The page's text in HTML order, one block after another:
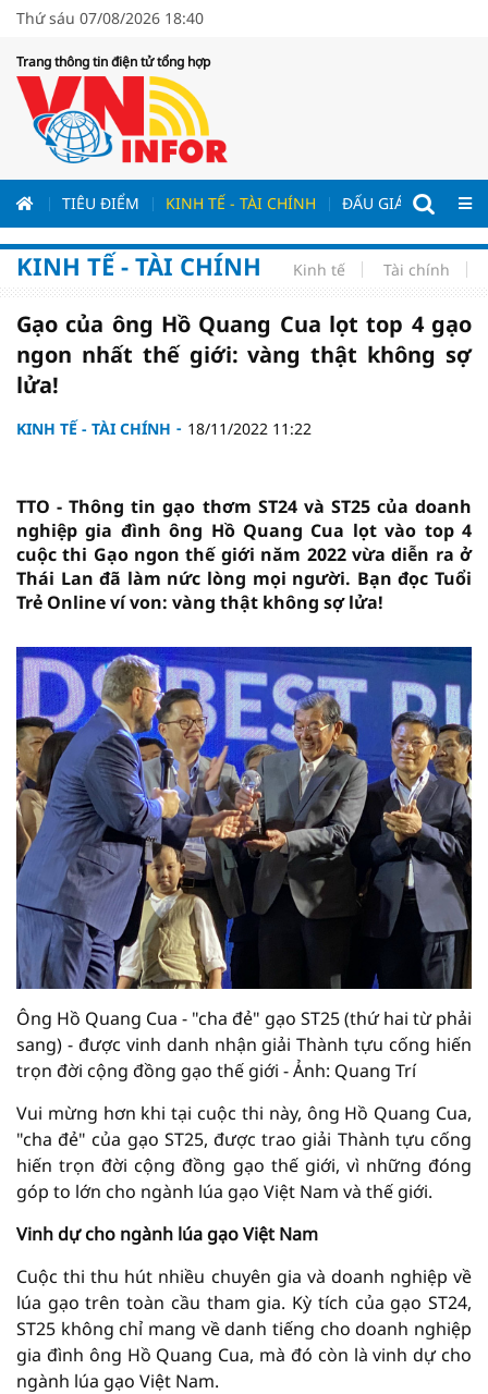
Thứ sáu 07/08/2026 18:40
Trang thông tin điện tử tổng hợp
TIÊU ĐIỂM KINH TẾ - TÀI CHÍNH ĐẤU GIÁ - ĐẤU
KINH TẾ - TÀI CHÍNH Kinh tế Tài chính
Gạo của ông Hồ Quang Cua lọt top 4 gạo
ngon nhất thế giới: vàng thật không sợ
lửa!
KINH TẾ - TÀI CHÍNH 18/11/2022 11:22
TTO - Thông tin gạo thơm ST24 và ST25 của doanh
nghiệp gia đình ông Hồ Quang Cua lọt vào top 4
cuộc thi Gạo ngon thế giới năm 2022 vừa diễn ra ở
Thái Lan đã làm nức lòng mọi người. Bạn đọc Tuổi
Trẻ Online ví von: vàng thật không sợ lửa!
Ông Hồ Quang Cua - "cha đẻ" gạo ST25 (thứ hai từ phải
sang) - được vinh danh nhận giải Thành tựu cống hiến
trọn đời cộng đồng gạo thế giới - Ảnh: Quang Trí
Vui mừng hơn khi tại cuộc thi này, ông Hồ Quang Cua,
"cha đẻ" của gạo ST25, được trao giải Thành tựu cống
hiến trọn đời cộng đồng gạo thế giới, vì những đóng
góp to lớn cho ngành lúa gạo Việt Nam và thế giới.
Vinh dự cho ngành lúa gạo Việt Nam
Cuộc thi thu hút nhiều chuyên gia và doanh nghiệp về
lúa gạo trên toàn cầu tham gia. Kỳ tích của gạo ST24,
ST25 không chỉ mang về danh tiếng cho doanh nghiệp
gia đình ông Hồ Quang Cua, mà đó còn là vinh dự cho
ngành lúa gạo Việt Nam.